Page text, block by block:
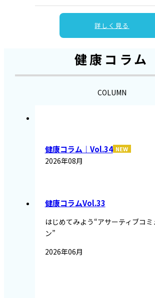
詳しく見る
健康コラム
COLUMN
健康コラム｜Vol.34
2026年08月
健康コラムVol.33
はじめてみよう“アサーティブコ
ン”
2026年06月